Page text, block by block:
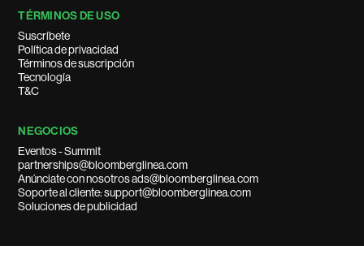
TÉRMINOS DE USO
Suscríbete
Política de privacidad
Términos de suscripción
Tecnología
T&C
NEGOCIOS
Eventos - Summit
partnerships@bloomberglinea.com
Anúnciate con nosotros ads@bloomberglinea.com
Soporte al cliente: support@bloomberglinea.com
Soluciones de publicidad